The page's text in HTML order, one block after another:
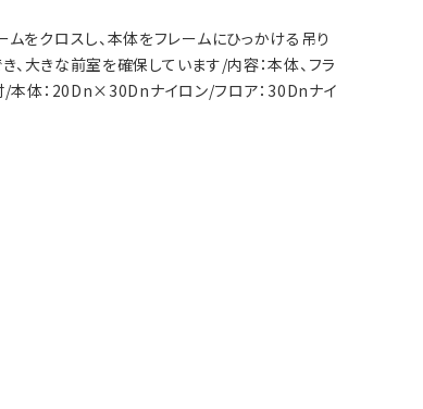
クロスし、本体をフレームにひっかける吊り
大きな前室を確保しています/内容：本体、フラ
/本体：20Dn×30Dnナイロン/フロア：30Dnナイ